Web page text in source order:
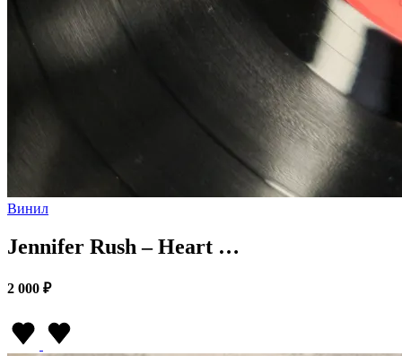
Винил
Jennifer Rush – Heart …
2 000 ₽